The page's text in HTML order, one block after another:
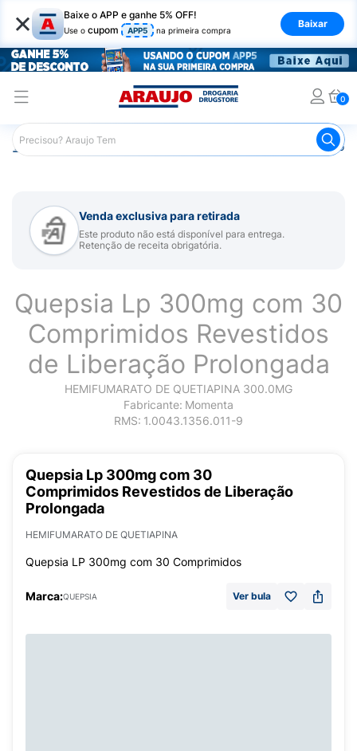
× Baixe o APP e ganhe 5% OFF!
Use o cupom APP5 na primeira compra
Baixar
0
Araujo Medicamentos Remédio para Sistema Nervoso
Venda exclusiva para retirada
Este produto não está disponível para entrega.
Retenção de receita obrigatória.
Quepsia Lp 300mg com 30
Comprimidos Revestidos
de Liberação Prolongada
HEMIFUMARATO DE QUETIAPINA 300.0MG
Fabricante: Momenta
RMS: 1.0043.1356.011-9
Quepsia Lp 300mg com 30
Comprimidos Revestidos de Liberação
Prolongada
HEMIFUMARATO DE QUETIAPINA
Quepsia LP 300mg com 30 Comprimidos
Marca:QUEPSIA Ver bula